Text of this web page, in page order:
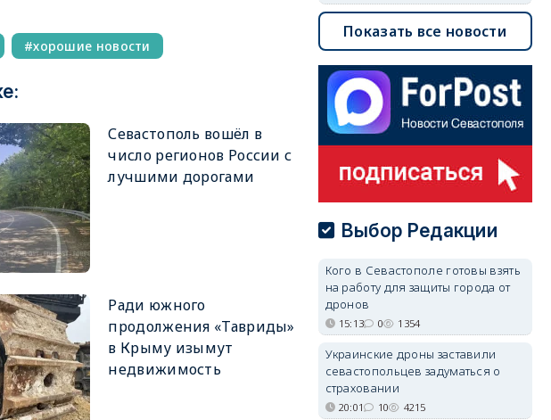
хорошие новости
Севастополь вошёл в
число регионов России с
лучшими дорогами
Ради южного
продолжения «Тавриды»
в Крыму изымут
недвижимость
Показать все новости
Выбор Редакции
Кого в Севастополе готовы взять
на работу для защиты города от
дронов
15:13 0 1354
Украинские дроны заставили
севастопольцев задуматься о
страховании
20:01 10 4215